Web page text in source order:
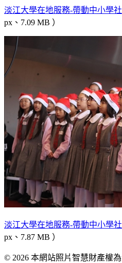
淡江大學在地服務-帶動中小學
px、7.09 MB ）
淡江大學在地服務-帶動中小學
px、7.87 MB ）
© 2026 本網站照片智慧財產權